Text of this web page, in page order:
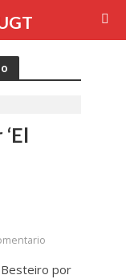
Besteiro por